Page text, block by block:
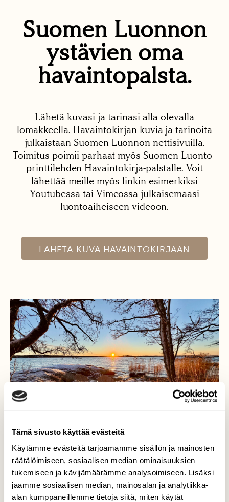
Tämä sivusto käyttää evästeitä
Käytämme evästeitä tarjoamamme sisällön ja mainosten
räätälöimiseen, sosiaalisen median ominaisuuksien
tukemiseen ja kävijämäärämme analysoimiseen. Lisäksi
jaamme sosiaalisen median, mainosalan ja analytiikka-
alan kumppaneillemme tietoja siitä, miten käytät
Suomen Luonnon
ystävien oma
havaintopalsta.
Lähetä kuvasi ja tarinasi alla olevalla
lomakkeella. Havaintokirjan kuvia ja tarinoita
julkaistaan Suomen Luonnon nettisivuilla.
Toimitus poimii parhaat myös Suomen Luonto -
printtilehden Havaintokirja-palstalle. Voit
lähettää meille myös linkin esimerkiksi
Youtubessa tai Vimeossa julkaisemaasi
luontoaiheiseen videoon.
LÄHETÄ KUVA HAVAINTOKIRJAAN